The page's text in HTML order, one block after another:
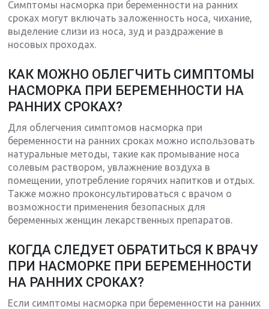
Симптомы насморка при беременности на ранних
сроках могут включать заложенность носа, чихание,
выделение слизи из носа, зуд и раздражение в
носовых проходах.
КАК МОЖНО ОБЛЕГЧИТЬ СИМПТОМЫ
НАСМОРКА ПРИ БЕРЕМЕННОСТИ НА
РАННИХ СРОКАХ?
Для облегчения симптомов насморка при
беременности на ранних сроках можно использовать
натуральные методы, такие как промывание носа
солевым раствором, увлажнение воздуха в
помещении, употребление горячих напитков и отдых.
Также можно проконсультироваться с врачом о
возможности применения безопасных для
беременных женщин лекарственных препаратов.
КОГДА СЛЕДУЕТ ОБРАТИТЬСЯ К ВРАЧУ
ПРИ НАСМОРКЕ ПРИ БЕРЕМЕННОСТИ
НА РАННИХ СРОКАХ?
Если симптомы насморка при беременности на ранних